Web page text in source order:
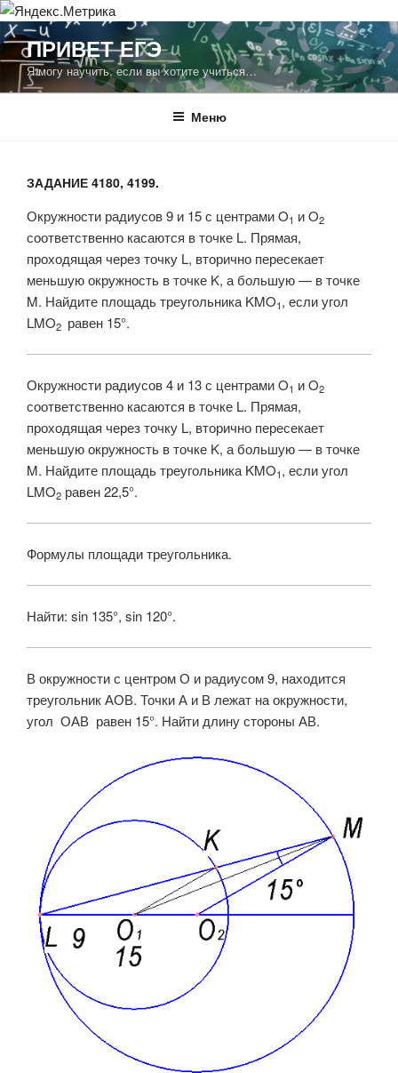
Перейти
содержимому
ПРИВЕТ ЕГЭ
Я могу научить, если вы хотите учиться…
Меню
ЗАДАНИЕ 4180, 4199.
Окружности радиусов 9 и 15 с центрами O1 и O2
соответственно касаются в точке L. Прямая,
проходящая через точку L, вторично пересекает
меньшую окружность в точке K, а большую — в точке
M. Найдите площадь треугольника KMO1, если угол
LMO2 равен 15°.
Окружности радиусов 4 и 13 с центрами O1 и O2
соответственно касаются в точке L. Прямая,
проходящая через точку L, вторично пересекает
меньшую окружность в точке K, а большую — в точке
M. Найдите площадь треугольника KMO1, если угол
LMO2 равен 22,5°.
Формулы площади треугольника.
Найти: sin 135°, sin 120°.
В окружности с центром О и радиусом 9, находится
треугольник АОВ. Точки А и В лежат на окружности,
угол ОАВ равен 15°. Найти длину стороны АВ.